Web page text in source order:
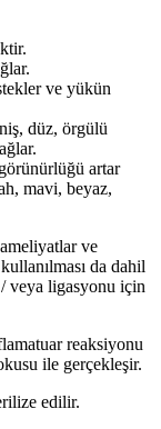
ve yükün
düz, örgülü
artar
mavi, beyaz,
ve
da dahil
veya ligasyonu için
reaksiyonu
ile gerçekleşir.
edilir.